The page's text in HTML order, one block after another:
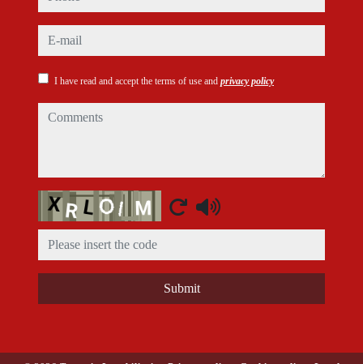
e-mail
I have read and accept the terms of use and privacy policy
comments
Captcha
Submit